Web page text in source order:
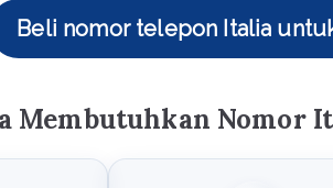
Beli nomor telepon Italia
Membutuhkan Nomor